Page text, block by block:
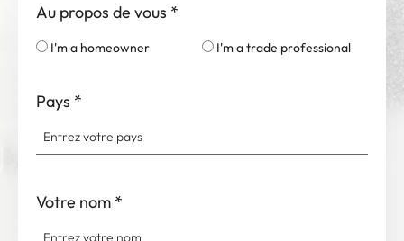
Au propos de vous *
I'm a homeowner I'm a trade professional
Pays *
Votre nom *